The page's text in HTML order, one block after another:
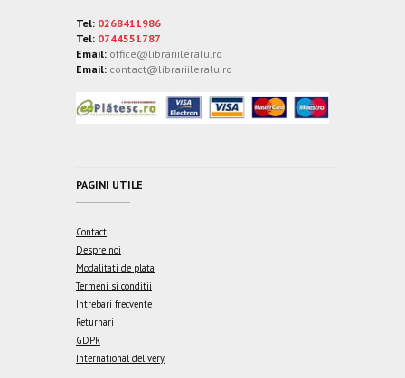
Tel: 0268411986
Tel: 0744551787
Email: office@librariileralu.ro
Email: contact@librariileralu.ro
PAGINI UTILE
Contact
Despre noi
Modalitati de plata
Termeni si conditii
Intrebari frecvente
Returnari
GDPR
International delivery